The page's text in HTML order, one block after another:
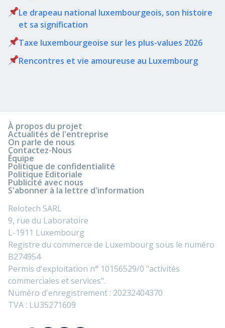
Le drapeau national luxembourgeois, son histoire
et sa signification
Taxe luxembourgeoise sur les plus-values 2026
Rencontres et vie amoureuse au Luxembourg
À propos du projet
Actualités de l'entreprise
On parle de nous
Contactez-Nous
Équipe
Politique de confidentialité
Politique Editoriale
Publicité avec nous
S'abonner à la lettre d'information
Relotech SARL
9, rue du Laboratoire
L-1911 Luxembourg
Registre du commerce de Luxembourg sous le numéro
B274954
Permis d'exploitation n° 10156529/0 "activités
commerciales et services".
Numéro d'enregistrement : 20232404370
TVA : LU35271609